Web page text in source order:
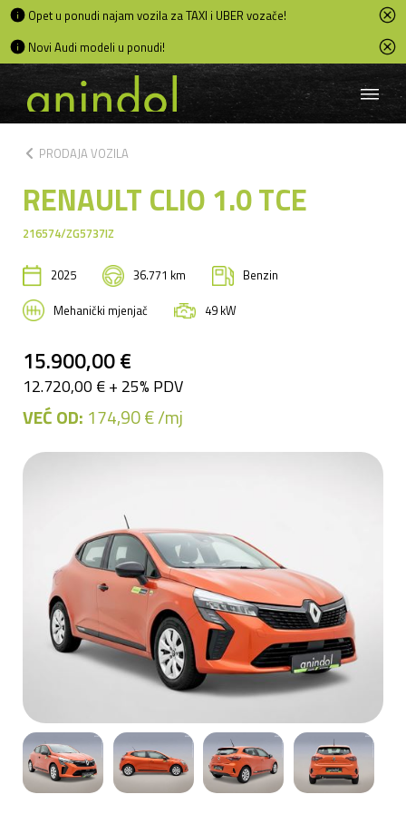
Opet u ponudi najam vozila za TAXI i UBER vozače!
Novi Audi modeli u ponudi!
chevron_left PRODAJA VOZILA
RENAULT CLIO 1.0 TCE
216574/ZG5737IZ
2025 36.771 km
Benzin
Mehanički mjenjač
49 kW
15.900,00 €
12.720,00 € + 25% PDV
VEĆ OD: 174,90 € /mj